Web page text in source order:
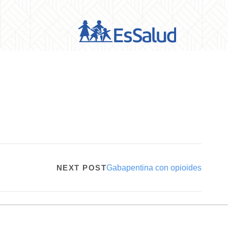
NEXT POSTGabapentina con opioides